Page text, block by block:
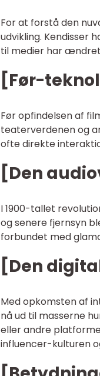
For at forstå den
udvikling. Kendisser
til medier har
[Før-
Før opfindelsen af
teaterverdenen og
ofte direkte
[Den
I 1900-tallet
og senere fjernsyn
forbundet med
[Den
Med opkomsten af
nå ud til masserne
eller andre
influencer-kulturen